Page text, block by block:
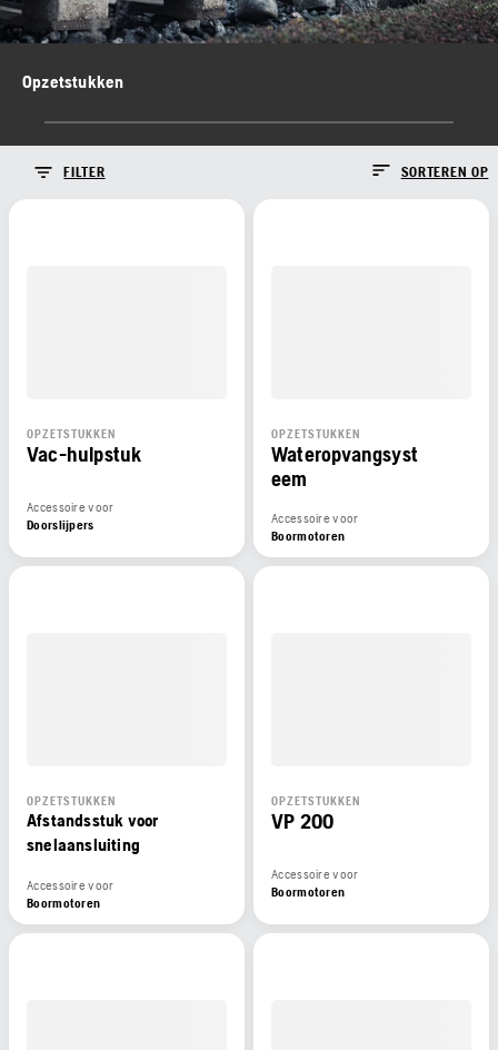
Opzetstukken
FILTER SORTEREN OP
OPZETSTUKKEN
Vac-hulpstuk
Accessoire voor
Doorslijpers
OPZETSTUKKEN
Wateropvangsyst
eem
Accessoire voor
Boormotoren
OPZETSTUKKEN
Afstandsstuk voor
snelaansluiting
Accessoire voor
Boormotoren
OPZETSTUKKEN
VP 200
Accessoire voor
Boormotoren